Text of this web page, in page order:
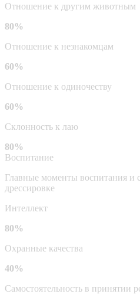
Отношение к другим животным
80%
Отношение к незнакомцам
60%
Отношение к одиночеству
60%
Склонность к лаю
80%
Воспитание
Главные моменты воспитания и
дрессировке
Интеллект
80%
Охранные качества
40%
Самостоятельность в принятии